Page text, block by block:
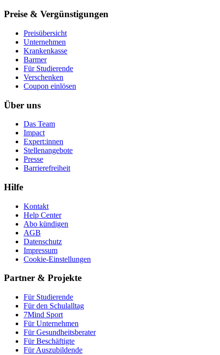
Preise & Vergünstigungen
Preisübersicht
Unternehmen
Krankenkasse
Barmer
Für Studierende
Ver­schen­ken
Coupon einlösen
Über uns
Das Team
Impact
Expert:innen
Stellenangebote
Presse
Barrierefreiheit
Hilfe
Kontakt
Help Center
Abo kündigen
AGB
Datenschutz
Impressum
Cookie-Einstellungen
Partner & Projekte
Für Stu­die­rende
Für den Schulalltag
7Mind Sport
Für Unter­neh­men
Für Gesund­heits­be­ra­ter
Für Beschäftigte
Für Auszubildende